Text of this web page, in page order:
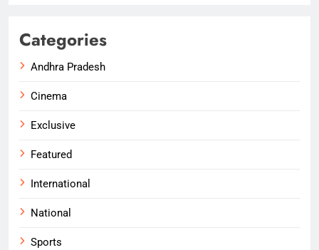
Categories
Andhra Pradesh
Cinema
Exclusive
Featured
International
National
Sports